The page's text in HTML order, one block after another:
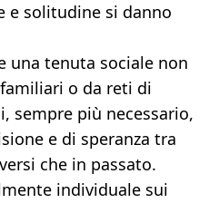
e solitudine si danno
una tenuta sociale non
o da reti di
sempre più necessario,
e di speranza tra
che in passato.
individuale sui